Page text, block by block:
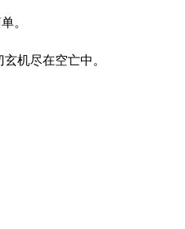
。
机尽在空亡中。